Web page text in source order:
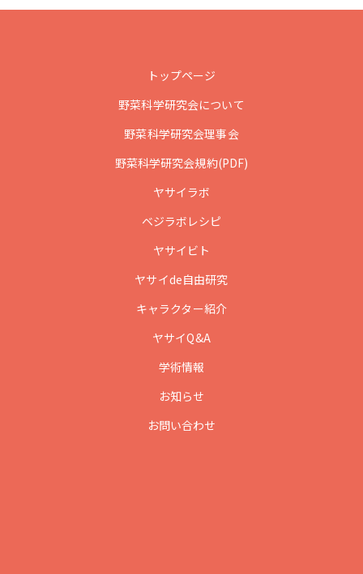
トップページ
野菜科学研究会について
野菜科学研究会理事会
野菜科学研究会規約(PDF)
ヤサイラボ
ベジラボレシピ
ヤサイビト
ヤサイde自由研究
キャラクター紹介
ヤサイQ&A
学術情報
お知らせ
お問い合わせ